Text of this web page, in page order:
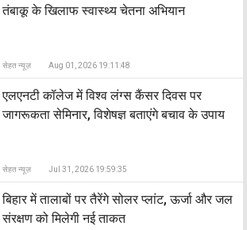
तंबाकू के खिलाफ स्वास्थ्य चेतना अभियान
सेहत न्यूज़ Aug 01, 2026 19:11:48
एलएनटी कॉलेज में विश्व लंग्स कैंसर दिवस पर
जागरूकता सेमिनार, विशेषज्ञ बताएंगे बचाव के उपाय
सेहत न्यूज़ Jul 31, 2026 19:59:35
बिहार में तालाबों पर तैरेंगे सोलर प्लांट, ऊर्जा और जल
संरक्षण को मिलेगी नई ताकत